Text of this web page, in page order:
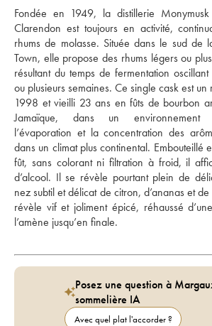
Fondée en 1949, la distillerie
Clarendon est toujours en activité,
rhums de molasse. Située dans le sud de
Town, elle propose des rhums légers ou
résultant du temps de fermentation
ou plusieurs semaines. Ce single cask est
1998 et vieilli 23 ans en fûts de bourbon
Jamaïque, dans un environnement
l’évaporation et la concentration des
dans un climat plus continental. Embouteillé
fût, sans colorant ni filtration à froid, il
d’alcool. Il se révèle pourtant plein de
nez subtil et délicat de citron, d’ananas et
révèle vif et joliment épicé, réhaussé
l’amène jusqu’en finale.
Posez une question à
sommelière IA
Avec quel plat l'accorder ?